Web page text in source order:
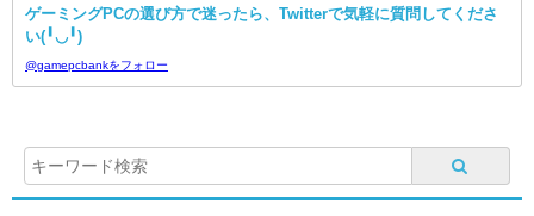
ゲーミングPCの選び方で迷ったら、Twitterで気軽に質問してくださ
い(╹◡╹)
@gamepcbankをフォロー